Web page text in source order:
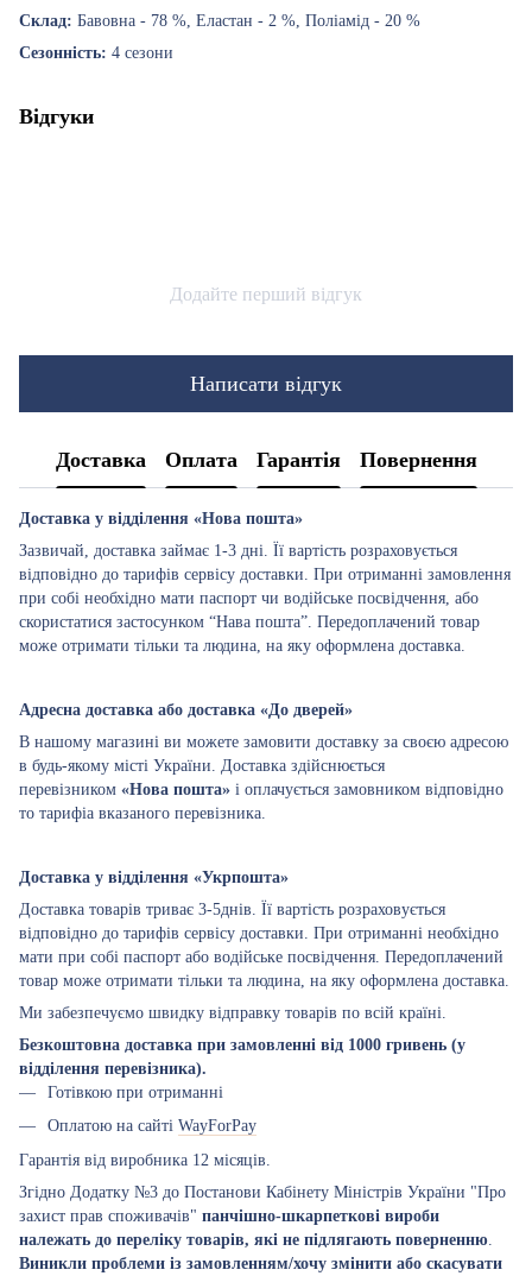
Склад: Бавовна - 78 %, Еластан - 2 %, Поліамід - 20 %
Сезонність: 4 сезони
Відгуки
Додайте перший відгук
Написати відгук
Доставка Оплата Гарантія Повернення
Доставка у відділення «Нова пошта»
Зазвичай, доставка займає 1-3 дні. Її вартість розраховується
відповідно до тарифів сервісу доставки. При отриманні замовлення
при собі необхідно мати паспорт чи водійське посвідчення, або
скористатися застосунком “Нава пошта”. Передоплачений товар
може отримати тільки та людина, на яку оформлена доставка.
Адресна доставка або доставка «До дверей»
В нашому магазині ви можете замовити доставку за своєю адресою
в будь-якому місті України. Доставка здійснюється
перевізником «Нова пошта» і оплачується замовником відповідно
то тарифіа вказаного перевізника.
Доставка у відділення «Укрпошта»
Доставка товарів триває 3-5днів. Її вартість розраховується
відповідно до тарифів сервісу доставки. При отриманні необхідно
мати при собі паспорт або водійське посвідчення. Передоплачений
товар може отримати тільки та людина, на яку оформлена доставка.
Ми забезпечуємо швидку відправку товарів по всій країні.
Безкоштовна доставка при замовленні від 1000 гривень (у
відділення перевізника).
Готівкою при отриманні
Оплатою на сайті WayForPay
Гарантія від виробника 12 місяців.
Згідно Додатку №3 до Постанови Кабінету Міністрів України "Про
захист прав споживачів" панчішно-шкарпеткові вироби
належать до переліку товарів, які не підлягають поверненню
Виникли проблеми із замовленням/хочу змінити або скасувати